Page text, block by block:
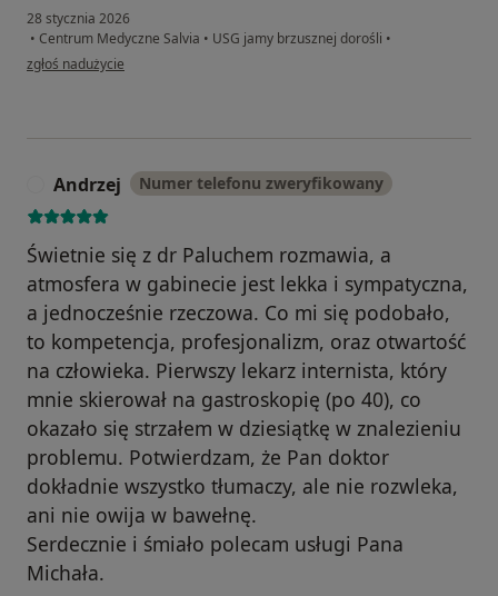
28 stycznia 2026
• Centrum Medyczne Salvia • USG jamy brzusznej dorośli •
w opinii użytkownika DRAG
zgłoś nadużycie
Andrzej Numer telefonu zweryfikowany
Świetnie się z dr Paluchem rozmawia, a
atmosfera w gabinecie jest lekka i sympatyczna,
a jednocześnie rzeczowa. Co mi się podobało,
to kompetencja, profesjonalizm, oraz otwartość
na człowieka. Pierwszy lekarz internista, który
mnie skierował na gastroskopię (po 40), co
okazało się strzałem w dziesiątkę w znalezieniu
problemu. Potwierdzam, że Pan doktor
dokładnie wszystko tłumaczy, ale nie rozwleka,
ani nie owija w bawełnę.
Serdecznie i śmiało polecam usługi Pana
Michała.